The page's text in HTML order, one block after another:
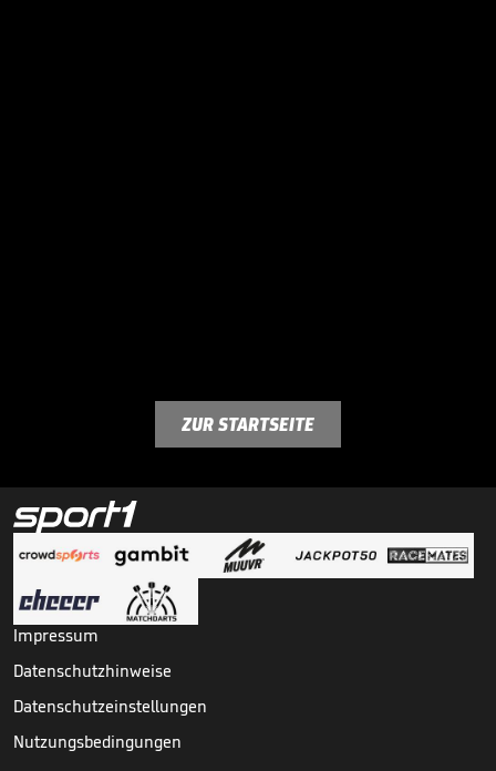
ZUR STARTSEITE
Impressum
Datenschutzhinweise
Datenschutzeinstellungen
Nutzungsbedingungen